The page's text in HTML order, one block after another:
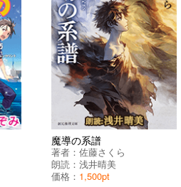
魔導の系譜
著者： 佐藤さくら
朗読： 浅井晴美
価格： 1,500pt